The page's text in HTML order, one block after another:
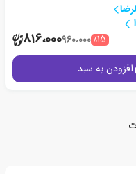
٪15960،000816،000
افزودن به سبد